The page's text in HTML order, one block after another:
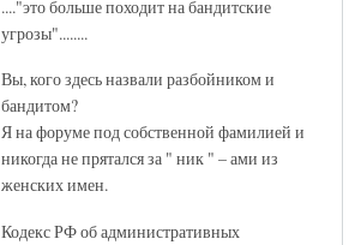
...."это больше походит на бандитские
угрозы"........
Вы, кого здесь назвали разбойником и
бандитом?
Я на форуме под собственной фамилией и
никогда не прятался за " ник " – ами из
женских имен.
Кодекс РФ об административных